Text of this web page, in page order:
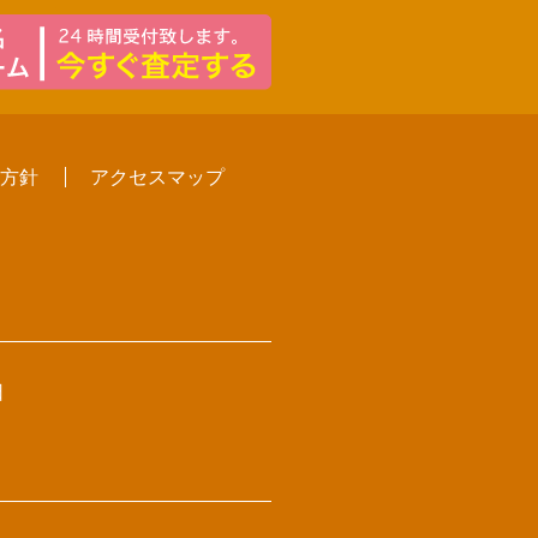
針 アクセスマップ